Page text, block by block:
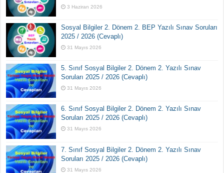
3 Haziran 2026
Sosyal Bilgiler 2. Dönem 2. BEP Yazılı Sınav Soruları
2025 / 2026 (Cevaplı)
31 Mayıs 2026
5. Sınıf Sosyal Bilgiler 2. Dönem 2. Yazılı Sınav
Soruları 2025 / 2026 (Cevaplı)
31 Mayıs 2026
6. Sınıf Sosyal Bilgiler 2. Dönem 2. Yazılı Sınav
Soruları 2025 / 2026 (Cevaplı)
31 Mayıs 2026
7. Sınıf Sosyal Bilgiler 2. Dönem 2. Yazılı Sınav
Soruları 2025 / 2026 (Cevaplı)
31 Mayıs 2026